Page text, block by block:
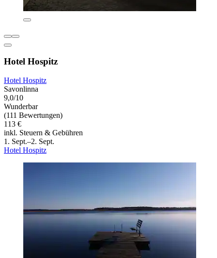
Hotel Hospitz
Hotel Hospitz
Savonlinna
9,0/10
Wunderbar
(111 Bewertungen)
113 €
inkl. Steuern & Gebühren
1. Sept.–2. Sept.
Hotel Hospitz